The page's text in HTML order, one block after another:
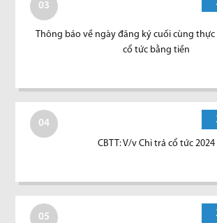
03
Thông báo về ngày đăng ký cuối cùng
cổ tức bằng tiền
04
CBTT: V/v Chi trả cổ tức
05